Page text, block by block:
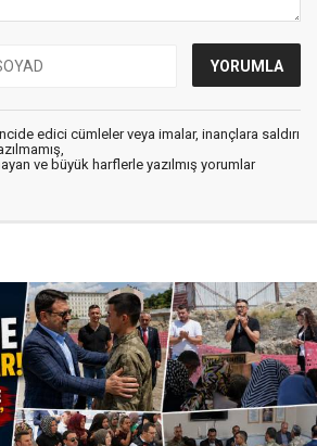
edici cümleler veya imalar, inançlara saldırı
ve büyük harflerle yazılmış yorumlar